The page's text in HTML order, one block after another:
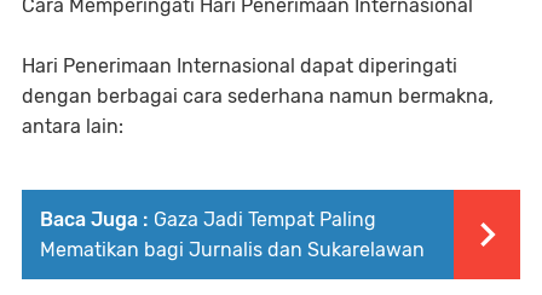
Cara Memperingati Hari Penerimaan Internasional
Hari Penerimaan Internasional dapat diperingati
dengan berbagai cara sederhana namun bermakna,
antara lain:
Baca Juga : Gaza Jadi Tempat Paling
Mematikan bagi Jurnalis dan Sukarelawan